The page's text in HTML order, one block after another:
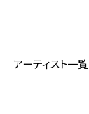
アーティスト一覧